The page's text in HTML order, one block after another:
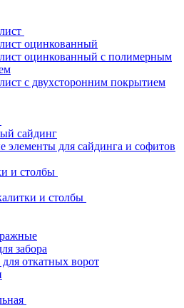
оцинкованный
оцинкованный с полимерным
с двухсторонним покрытием
сайдинг
элементы для сайдинга и софитов
и столбы
и столбы
забора
откатных ворот